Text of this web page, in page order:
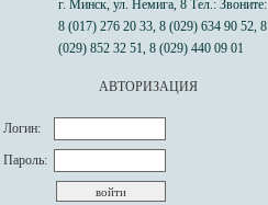
г. Минск, ул. Немига, 8 Тел.: Звоните:
8 (017) 276 20 33, 8 (029) 634 90 52, 8
(029) 852 32 51, 8 (029) 440 09 01
АВТОРИЗАЦИЯ
Логин:
Пароль: